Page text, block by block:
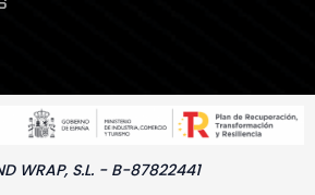
WRAP, S.L. - B-87822441